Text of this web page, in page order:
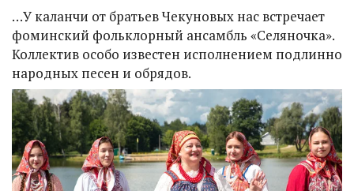
…У каланчи от братьев Чекуновых нас встречает
фоминский фольклорный ансамбль «Селяночка».
Коллектив особо известен исполнением подлинно
народных песен и обрядов.